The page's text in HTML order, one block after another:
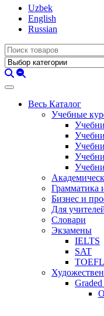
Uzbek
English
Russian
Весь Каталог
Учебные
Грамматика
Бизнес и
Для
Словари
Экзамены
IELTS
SAT
TOEFL
Graded